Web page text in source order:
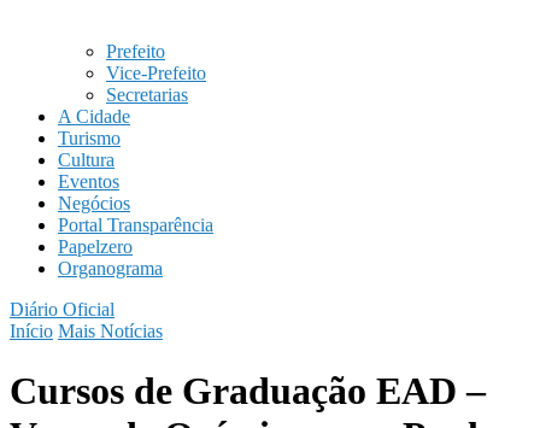
Prefeito
Vice-Prefeito
Secretarias
A Cidade
Turismo
Cultura
Eventos
Negócios
Portal Transparência
Papelzero
Organograma
Diário Oficial
Início Mais Notícias
Cursos de Graduação EAD –